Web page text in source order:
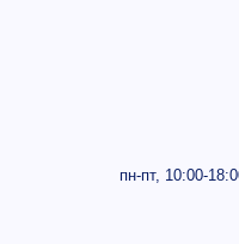
пн-пт, 10:00-